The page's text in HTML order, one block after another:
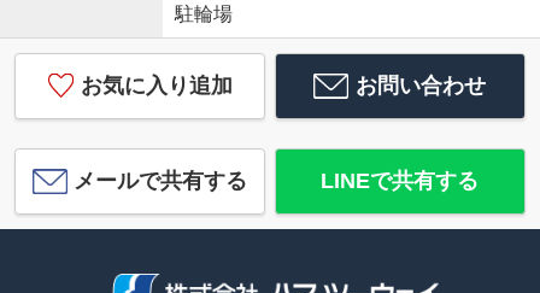
駐輪場
お気に入り追加 お問い合わせ
メールで共有する LINEで共有する